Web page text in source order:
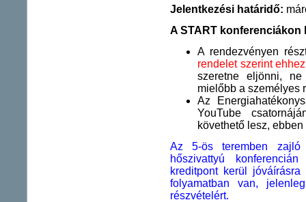
Jelentkezési határidő:
A START
A rendezvényen
rendelet szerint
szeretne eljönni,
mielőbb a személyes
Az
YouTube
követhető lesz,
Az 5-ös teremben
hőszivattyú
kreditpont kerül
folyamatban van,
részvételért.